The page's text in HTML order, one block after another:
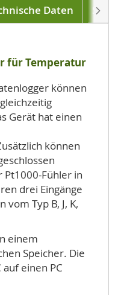
Daten
für Temperatur
können
Gerät hat einen
können
Pt1000-Fühler in
drei Eingänge
Typ B, J, K,
einem
Speicher. Die
einen PC